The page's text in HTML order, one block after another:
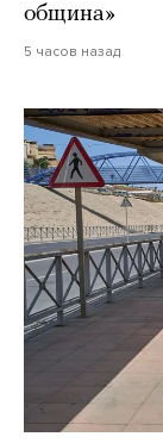
община»
5 часов назад